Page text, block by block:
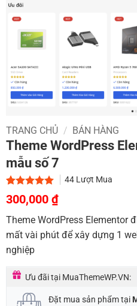
TRANG CHỦ / BÁN HÀNG
Theme WordPress
mẫu số 7
5.00trên 5
dựa trên
1
44Lượt Mua
Giá
gốc
là:
1,000,000 ₫.
300,000 ₫Giá
hiện
tại
Theme WordPress Elementor
mất vài phút để xây dựng 1
nghiệp
Ưu đãi tại MuaThemeWP.VN:
Đặt mua sản phẩm tại